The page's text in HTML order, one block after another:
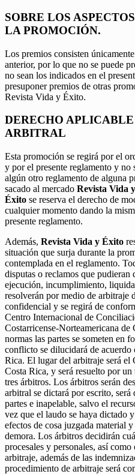
SOBRE LOS
LA PROMOCIÓN.
Los premios consisten
anterior, por lo que no se puede
no sean los indicados en el
presuponer premios de otras
Revista Vida y Éxito.
DERECHO
ARBITRAL
Esta promoción se regirá por el
y por el presente reglamento y no
algún otro reglamento de alguna
sacado al mercado Revista Vida
Éxito se reserva el derecho de
cualquier momento dando la
presente reglamento.
Además, Revista Vida y Éxito
situación que surja durante la
contemplada en el reglamento.
disputas o reclamos que pudieran
ejecución, incumplimiento,
resolverán por medio de arbitraje
confidencial y se regirá de
Centro Internacional de
Costarricense-Norteamericana
normas las partes se someten en
conflicto se dilucidará de acuerdo
Rica. El lugar del arbitraje será el
Costa Rica, y será resuelto por
tres árbitros. Los árbitros serán
arbitral se dictará por escrito,
partes e inapelable, salvo el
vez que el laudo se haya dictado
efectos de cosa juzgada material
demora. Los árbitros decidirán
procesales y personales, así
arbitraje, además de las
procedimiento de arbitraje será